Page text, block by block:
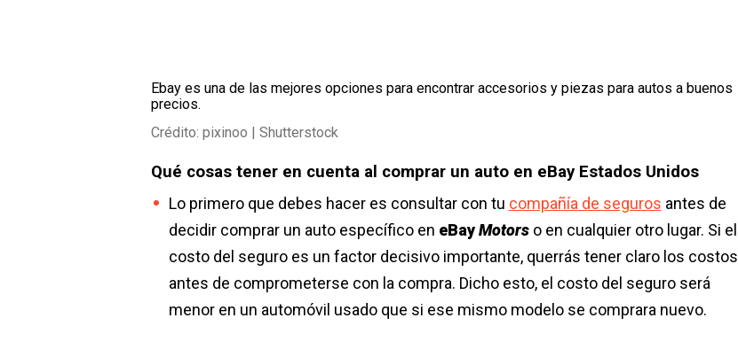
Ebay es una de las mejores opciones para encontrar accesorios y piezas para autos a buenos
precios.
Crédito: pixinoo | Shutterstock
Qué cosas tener en cuenta al comprar un auto en eBay Estados Unidos
Lo primero que debes hacer es consultar con tu compañía de seguros antes de
decidir comprar un auto específico en eBayMotors o en cualquier otro lugar. Si el
costo del seguro es un factor decisivo importante, querrás tener claro los costos
antes de comprometerse con la compra. Dicho esto, el costo del seguro será
menor en un automóvil usado que si ese mismo modelo se comprara nuevo.